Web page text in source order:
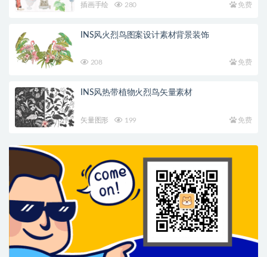
插画手绘 280 免费
INS风火烈鸟图案设计素材背景装饰
208 免费
INS风热带植物火烈鸟矢量素材
矢量图形 199 免费